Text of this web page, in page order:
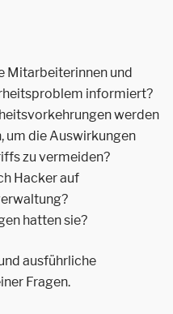
Mitarbeiterinnen und
informiert?
werden
um die Auswirkungen
zu vermeiden?
Hacker auf
hatten sie?
ausführliche
Fragen.